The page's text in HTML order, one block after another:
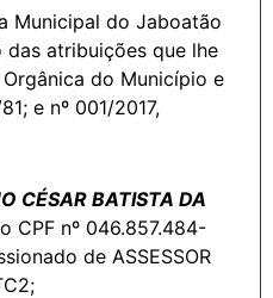
Municipal do Jaboatão
das atribuições que lhe
do Município e
e nº 001/2017,
CÉSAR BATISTA DA
CPF nº 046.857.484-
de ASSESSOR